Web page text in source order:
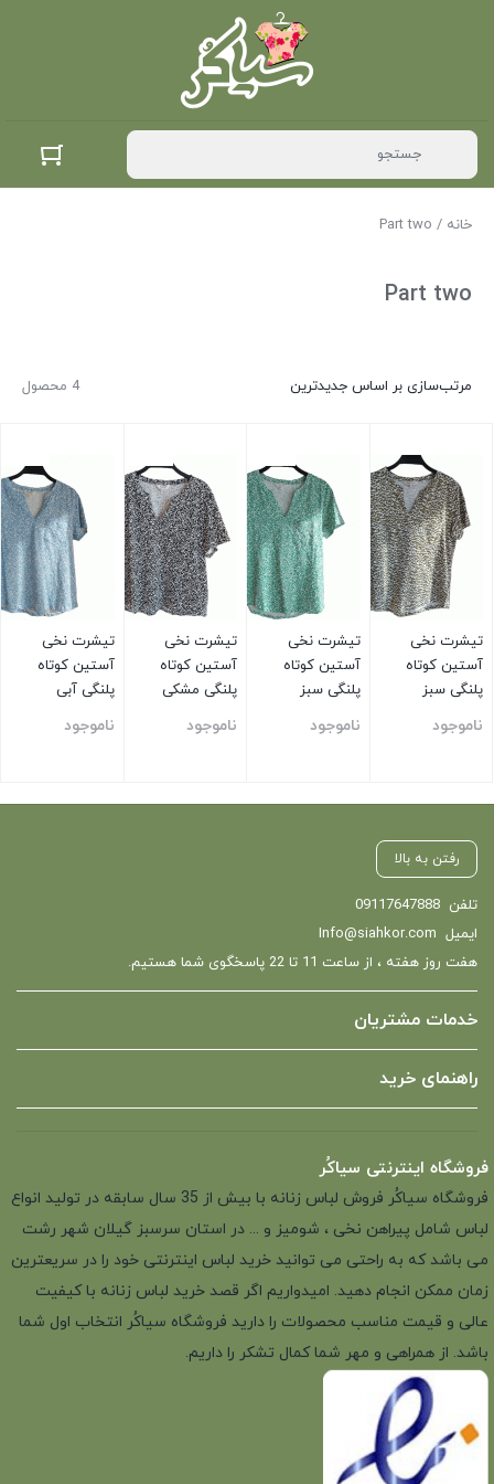
خانه / Part two
Part two
4 محصول مرتب‌سازی بر اساس جدیدترین
تیشرت نخی
آستین کوتاه
پلنگی سبز
ناموجود
تیشرت نخی
آستین کوتاه
پلنگی سبز
ناموجود
تیشرت نخی
آستین کوتاه
پلنگی مشکی
ناموجود
تیشرت نخی
آستین کوتاه
پلنگی آبی
ناموجود
رفتن به بالا
تلفن 09117647888
ایمیل Info@siahkor.com
هفت روز هفته ، از ساعت 11 تا 22 پاسخگوی شما هستیم.
خدمات مشتریان
راهنمای خرید
فروشگاه اینترنتی سیاکُر
فروشگاه سیاکُر فروش لباس زنانه با بیش از 35 سال سابقه در تولید انواع
لباس شامل پیراهن نخی ، شومیز و ... در استان سرسبز گیلان شهر رشت
می باشد که به راحتی می توانید خرید لباس اینترنتی خود را در سریعترین
زمان ممکن انجام دهید. امیدواریم اگر قصد خرید لباس زنانه با کیفیت
عالی و قیمت مناسب محصولات را دارید فروشگاه سیاکُر انتخاب اول شما
باشد. از همراهی و مهر شما کمال تشکر را داریم.